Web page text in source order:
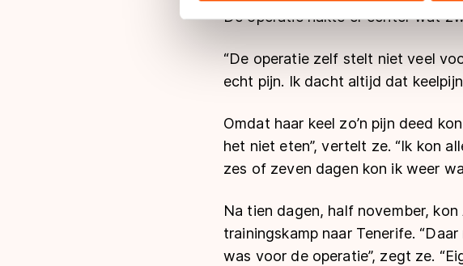
adequaat beschermingsniveau geldt volgens
De operatie hakte er echter wat
“De operatie zelf stelt niet veel
echt pijn. Ik dacht altijd dat
Omdat haar keel zo’n pijn deed
het niet eten”, vertelt ze. “Ik kon
zes of zeven dagen kon ik weer
Na tien dagen, half november,
trainingskamp naar Tenerife.
was voor de operatie”, zegt ze.